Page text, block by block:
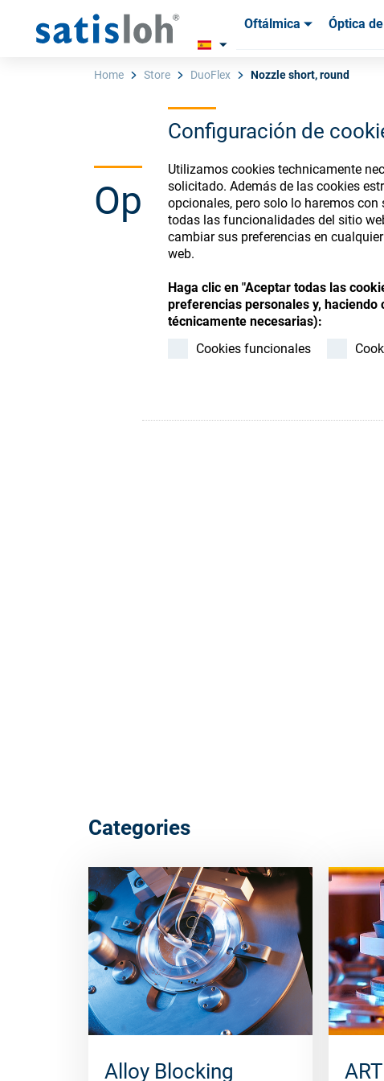
Configuración de
Utilizamos cookies technicamente
solicitado. Además de las cookies
opcionales, pero solo lo haremos
todas las funcionalidades del sitio
cambiar sus preferencias en
web.
Haga clic en "Aceptar todas las
preferencias personales y,
técnicamente necesarias):
Cookies funcionales
Oftálmica Óptica
Home Store DuoFlex Nozzle short, round
Ophthalmic
Register or Sign-in to
Categories
Alloy Blocking